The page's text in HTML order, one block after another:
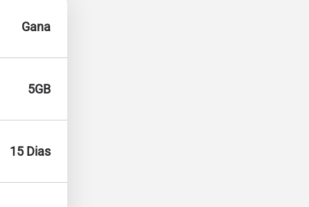
Gana
5GB
15 Dias